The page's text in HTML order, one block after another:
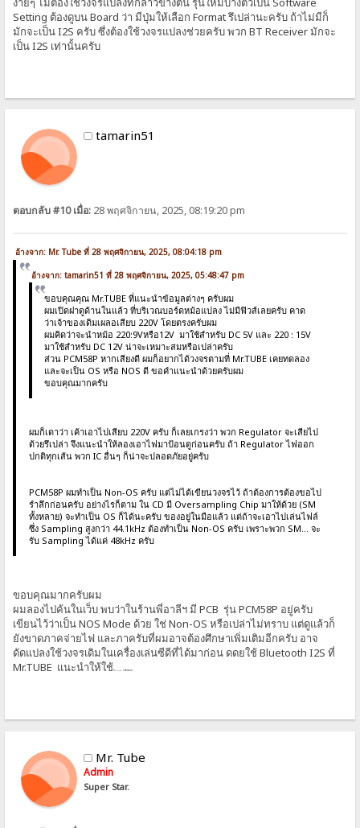
Setting ต้องดูบน Board ว่า มีปุ่มให้เลือก Format รึเปล่านะครับ ถ้าไม่มีก็
มักจะเป็น I2S ครับ ซึ่งต้องใช้วงจรแปลงช่วยครับ พวก BT Receiver มักจะ
เป็น I2S เท่านั้นครับ
tamarin51
ตอบกลับ #10 เมื่อ: 28 พฤศจิกายน, 2025, 08:19:20 pm
อ้างจาก: Mr. Tube ที่ 28 พฤศจิกายน, 2025, 08:04:18 pm
อ้างจาก: tamarin51 ที่ 28 พฤศจิกายน, 2025, 05:48:47 pm
ขอบคุณคุณ Mr.TUBE ที่แนะนำข้อมูลต่างๆ ครับผม
ผมเปิดฝาดูด้านในแล้ว ที่บริเวณบอร์ดหม้อแปลง ไม่มีฟิวส์เลยครับ คาด
ว่าเจ้าของเดิมเผลอเสียบ 220V โดยตรงครับผม
ผมคิดว่าจะนำหม้อ 220:9Vหรือ12V มาใช้สำหรับ DC 5V และ 220 : 15V
มาใช้สำหรับ DC 12V น่าจะเหมาะสมหรือเปล่าครับ
ส่วน PCM58P หากเสียงดี ผมก็อยากได้วงจรตามที่ Mr.TUBE เคยทดลอง
และจะเป็น OS หรือ NOS ดี ขอคำแนะนำด้วยครับผม
ขอบคุณมากครับ
ผมก็เดาว่า เค้าเอาไปเสียบ 220V ครับ ก็เลยเกรงว่า พวก Regulator จะเสียไป
ด้วยรึเปล่า จึงแนะนำให้ลองเอาไฟมาป้อนดูก่อนครับ ถ้า Regulator ไฟออก
ปกติทุกเส้น พวก IC อื่นๆ ก็น่าจะปลอดภัยอยู่ครับ
PCM58P ผมทำเป็น Non-OS ครับ แต่ไม่ได้เขียนวงจรไว้ ถ้าต้องการต้องขอไป
รำลึกก่อนครับ อย่างไรก็ตาม ใน CD มี Oversampling Chip มาให้ด้วย (SM
ทั้งหลาย) จะทำเป็น OS ก็ได้นะครับ ของอยู่ในมือแล้ว แต่ถ้าจะเอาไปเล่นไฟล์
ซึ่ง Sampling สูงกว่า 44.1kHz ต้องทำเป็น Non-OS ครับ เพราะพวก SM... จะ
รับ Sampling ได้แค่ 48kHz ครับ
ขอบคุณมากครับผม
ผมลองไปค้นในเว็บ พบว่าในร้านพี่อาลีฯ มี PCB รุ่น PCM58P อยู่ครับ
เขียนไว้ว่าเป็น NOS Mode ด้วย ใช่ Non-OS หรือเปล่าไม่ทราบ แต่ดูแล้วก็
ยังขาดภาคจ่ายไฟ และภาครับที่ผมอาจต้องศึกษาเพิ่มเติมอีกครับ อาจ
ดัดแปลงใช้วงจรเดิมในเครื่องเล่นซีดีที่ได้มาก่อน ดดยใช้ Bluetooth I2S ที่
Mr.TUBE แนะนำให้ใช้กับ TDA1541 ในครั้งที่แล้วครับ
Mr. Tube
Admin
Super Star.